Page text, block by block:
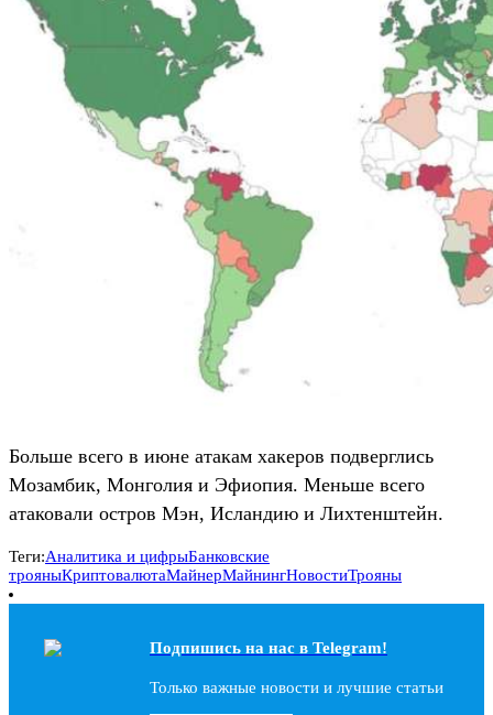
Больше всего в июне атакам хакеров подверглись
Мозамбик, Монголия и Эфиопия. Меньше всего
атаковали остров Мэн, Исландию и Лихтенштейн.
Теги:Аналитика и цифрыБанковские
трояныКриптовалютаМайнерМайнингНовостиТрояны
Подпишись на наc в Telegram!
Только важные новости и лучшие статьи